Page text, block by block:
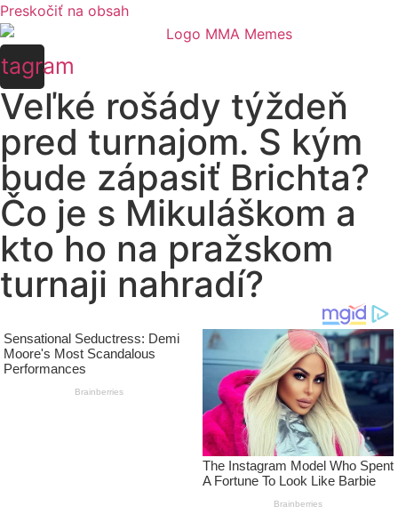
Preskočiť na obsah
Veľké rošády týždeň
pred turnajom. S kým
bude zápasiť Brichta?
Čo je s Mikuláškom a
kto ho na pražskom
turnaji nahradí?